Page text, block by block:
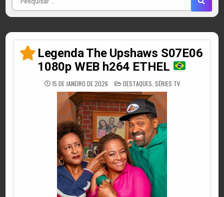
por
Legenda The Upshaws S07E06
1080p WEB h264 ETHEL
15 DE JANEIRO DE 2026 POSTED
IN
DESTAQUES SÉRIES TV